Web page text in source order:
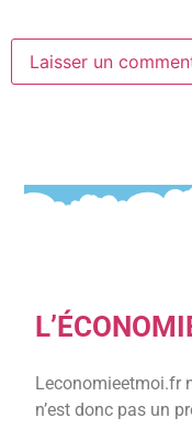
Leconomieetmoi.fr
n’est donc pas un